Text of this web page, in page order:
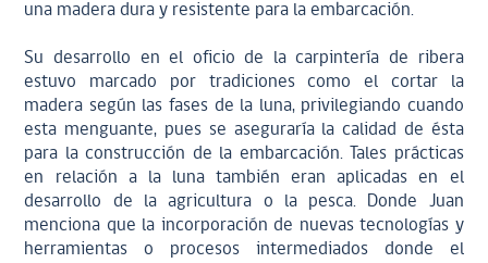
una madera dura y resistente para la embarcación.
Su desarrollo en el oficio de la carpintería de ribera
estuvo marcado por tradiciones como el cortar la
madera según las fases de la luna, privilegiando cuando
esta menguante, pues se aseguraría la calidad de ésta
para la construcción de la embarcación. Tales prácticas
en relación a la luna también eran aplicadas en el
desarrollo de la agricultura o la pesca. Donde Juan
menciona que la incorporación de nuevas tecnologías y
herramientas o procesos intermediados donde el